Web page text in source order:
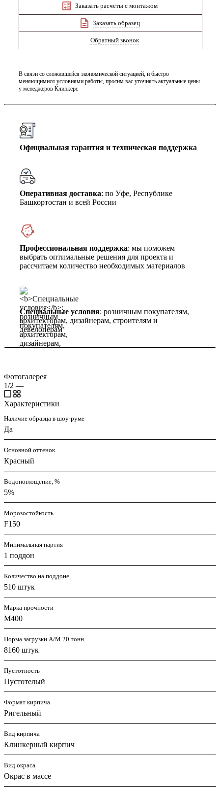
Заказать расчёты с монтажом
Заказать образец
Обратный звонок
В связи со сложившейся экономической ситуацией, и быстро
меняющимися условиями работы, просим вас уточнять актуальные цены
у менеджеров Клинкерс
Официальная гарантия и техническая поддержка
Оперативная доставка: по Уфе, Республике
Башкортостан и всей России
Профессиональная поддержка: мы поможем
выбрать оптимальные решения для проекта и
рассчитаем количество необходимых материалов
Специальные условия: розничным покупателям,
архитекторам, дизайнерам, строителям и
девелоперам
Фотогалерея
1/2 —
Характеристики
Наличие образца в шоу-руме
Да
Основной оттенок
Красный
Водопоглощение, %
5%
Морозостойкость
F150
Минимальная партия
1 поддон
Количество на поддоне
510 штук
Марка прочности
М400
Норма загрузки А/М 20 тонн
8160 штук
Пустотность
Пустотелый
Формат кирпича
Ригельный
Вид кирпича
Клинкерный кирпич
Вид окраса
Окрас в массе